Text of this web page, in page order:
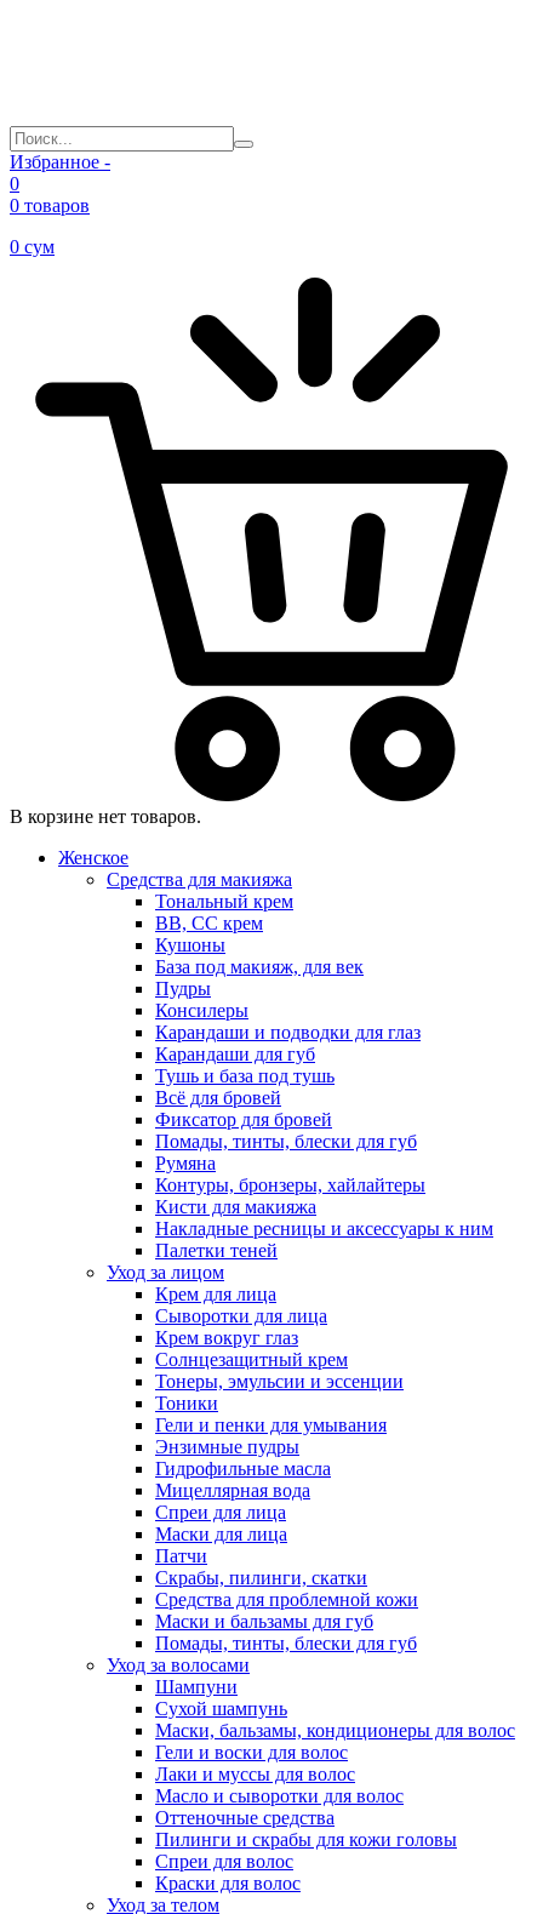
Избранное -
0
0 товаров
0 сум
В корзине нет товаров.
Женское
Средства для макияжа
Тональный крем
BB, CC крем
Кушоны
База под макияж, для век
Пудры
Консилеры
Карандаши и подводки для глаз
Карандаши для губ
Тушь и база под тушь
Всё для бровей
Фиксатор для бровей
Помады, тинты, блески для губ
Румяна
Контуры, бронзеры, хайлайтеры
Кисти для макияжа
Накладные ресницы и аксессуары к ним
Палетки теней
Уход за лицом
Крем для лица
Сыворотки для лица
Крем вокруг глаз
Солнцезащитный крем
Тонеры, эмульсии и эссенции
Тоники
Гели и пенки для умывания
Энзимные пудры
Гидрофильные масла
Мицеллярная вода
Спреи для лица
Маски для лица
Патчи
Скрабы, пилинги, скатки
Средства для проблемной кожи
Маски и бальзамы для губ
Помады, тинты, блески для губ
Уход за волосами
Шампуни
Сухой шампунь
Маски, бальзамы, кондиционеры для волос
Гели и воски для волос
Лаки и муссы для волос
Масло и сыворотки для волос
Оттеночные средства
Пилинги и скрабы для кожи головы
Спреи для волос
Краски для волос
Уход за телом